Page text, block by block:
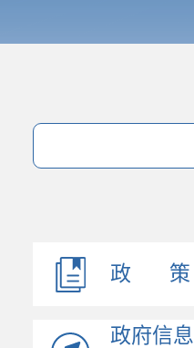
政 策
政府信息